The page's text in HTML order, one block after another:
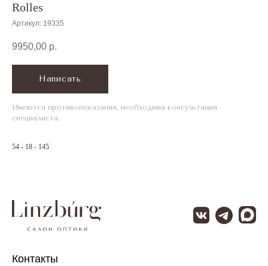
Rolles
Артикул: 19335
9950,00 р.
Написать
Имеются противопоказания, необходима консультация
специалиста.
54 - 18 - 145
Контакты